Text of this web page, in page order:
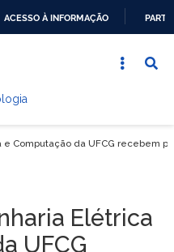
ACESSO À INFORMAÇÃO
e Computação da UFCG recebem
Elétrica
UFCG